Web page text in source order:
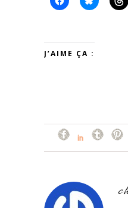
J’AIME ÇA :